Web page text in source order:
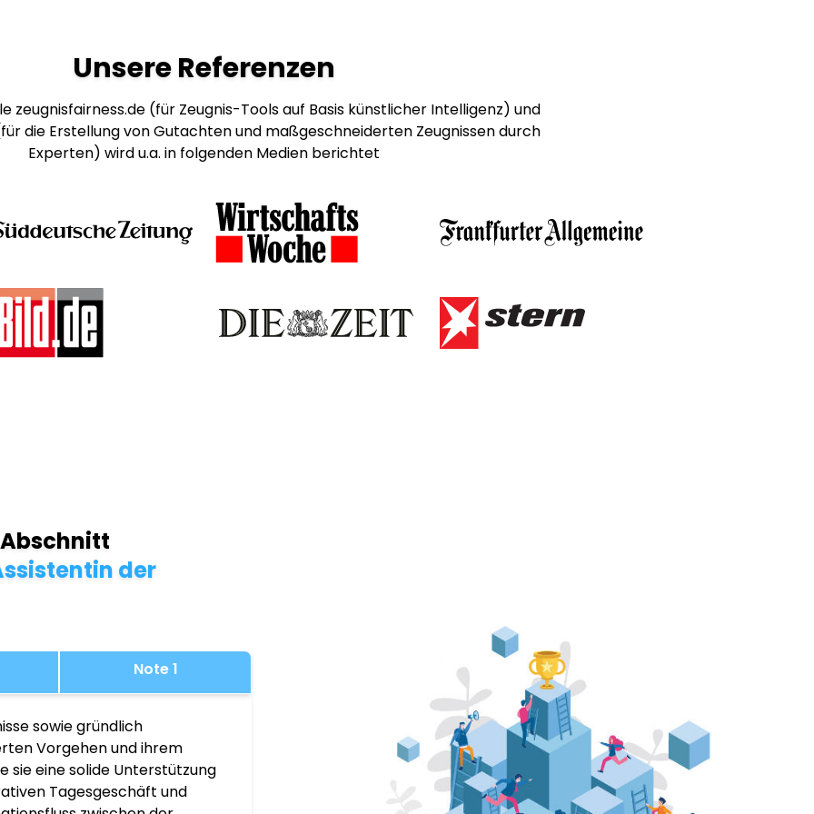
Unsere Referenzen
zeugnisfairness.de (für Zeugnis-Tools auf Basis künstlicher Intelligenz) und
die Erstellung von Gutachten und maßgeschneiderten Zeugnissen durch
Experten) wird u.a. in folgenden Medien berichtet
der
Note 1
sowie gründlich
Vorgehen und ihrem
eine solide Unterstützung
Tagesgeschäft und